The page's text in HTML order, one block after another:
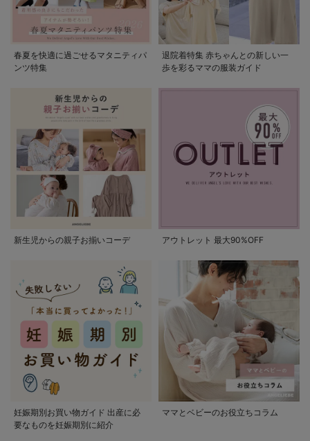
春夏を快適に過ごせるマタニティパ
ンツ特集
退院着特集 赤ちゃんとの新しい一
歩を彩るママの服装ガイド
新生児からの親子お揃いコーデ アウトレット 最大90%OFF
妊娠期別お買い物ガイド 出産に必
要なものを妊娠期別に紹介
ママとベビーのお役立ちコラム